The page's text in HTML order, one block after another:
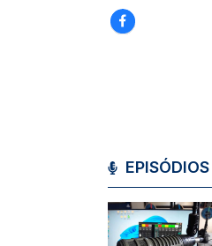
EPISÓDIOS
Imagem